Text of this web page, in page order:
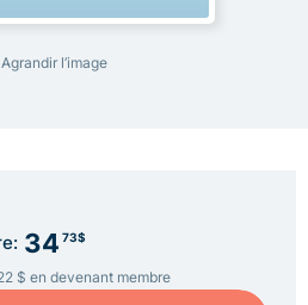
Agrandir l’image
34 73$
$ en devenant membre